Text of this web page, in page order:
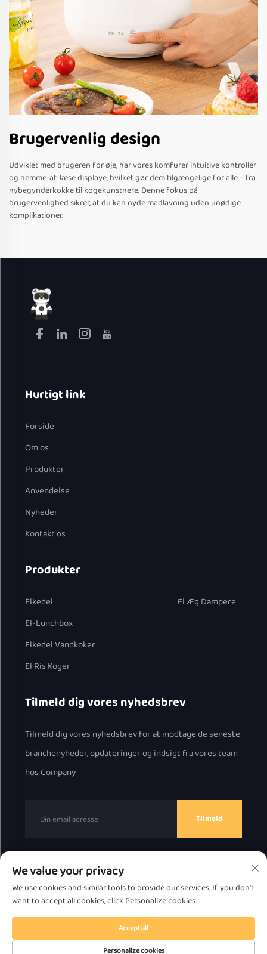
Brugervenlig design
Udviklet med brugeren for øje, har vores komfurer intuitive kontroller
og nemme-at-læse displaye, hvilket gør dem tilgængelige for alle – fra
nybegynderkokke til kogekunstnere. Denne fokus på
brugervenlighed sikrer, at du kan nyde madlavning uden unødige
komplikationer.
Hurtigt link
Forside
Om os
Produkter
Anvendelse
Nyheder
Kontakt os
Produkter
Elkedel
El-Lunchbox
Elkedel Vandkoker
El Ris Koger
El Æg Dampere
Tilmeld dig vores nyhedsbrev
Tilmeld dig vores nyhedsbrev for at modtage de seneste
branchenyheder, opdateringer og indsigt fra vores team
hos Company
Tilmeld
Copyright © 2025 af Chaozhou Great Bear Technology
Co., Ltd.
Fortrolighedspolitik
Rul til toppen
We value your privacy
We use cookies and similar tools to provide our services. If you don't
want to accept all cookies, click Personalize cookies.
Personalize cookies
Accept all